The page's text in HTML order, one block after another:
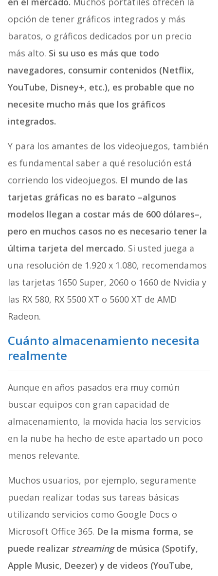
opción de tener gráficos integrados y más
baratos, o gráficos dedicados por un precio
más alto. Si su uso es más que todo
navegadores, consumir contenidos (Netflix,
YouTube, Disney+, etc.), es probable que no
necesite mucho más que los gráficos
integrados.
Y para los amantes de los videojuegos, también
es fundamental saber a qué resolución está
corriendo los videojuegos. El mundo de las
tarjetas gráficas no es barato –algunos
modelos llegan a costar más de 600 dólares–,
pero en muchos casos no es necesario tener la
última tarjeta del mercado. Si usted juega a
una resolución de 1.920 x 1.080, recomendamos
las tarjetas 1650 Super, 2060 o 1660 de Nvidia y
las RX 580, RX 5500 XT o 5600 XT de AMD
Radeon.
Cuánto almacenamiento necesita
realmente
Aunque en años pasados era muy común
buscar equipos con gran capacidad de
almacenamiento, la movida hacia los servicios
en la nube ha hecho de este apartado un poco
menos relevante.
Muchos usuarios, por ejemplo, seguramente
puedan realizar todas sus tareas básicas
utilizando servicios como Google Docs o
Microsoft Office 365. De la misma forma, se
puede realizar streamingde música (Spotify,
Apple Music, Deezer) y de videos (YouTube,